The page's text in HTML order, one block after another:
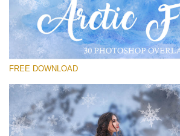
Small 800*533px
Artic Frost
(30 Overlays)
Bokeh Collection (650 Overlays)
Large 6000*4000px
FREE DOWNLOAD